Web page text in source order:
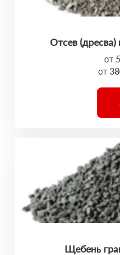
Отсев (дресва)
от
от
Щебень